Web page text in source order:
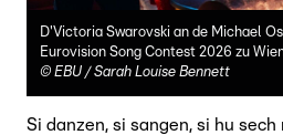
D'Victoria Swarovski an de Michael
Eurovision Song Contest 2026 zu
© EBU / Sarah Louise Bennett
Si danzen, si sangen, si hu